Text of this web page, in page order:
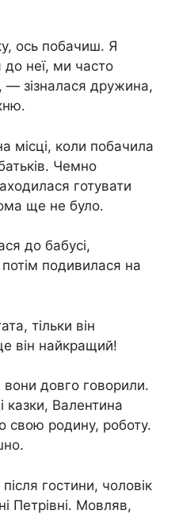
ось побачиш. Я
до неї, ми часто
— зізналася дружина,
місці, коли побачила
Чемно
готувати
ще не було.
до бабусі,
подивилася на
тільки він
він найкращий!
довго говорили.
казки, Валентина
свою родину, роботу.
гостини, чоловік
Петрівні. Мовляв,